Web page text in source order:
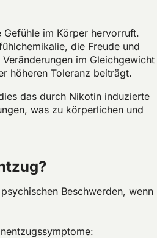
im Körper hervorruft.
die Freude und
im Gleichgewicht
höheren Toleranz beiträgt.
das durch Nikotin induzierte
was zu körperlichen und
Beschwerden, wenn